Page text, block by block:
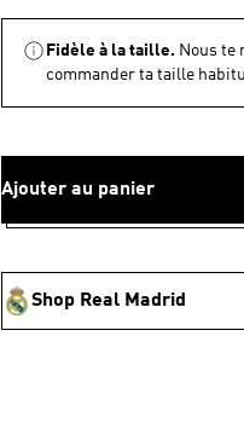
Fidèle à la taille. Nous te
commander ta taille
Ajouter au panier
Shop Real Madrid